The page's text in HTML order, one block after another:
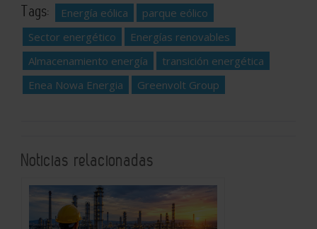
Tags: Energía eólica
parque eólico
Sector energético
Energías renovables
Almacenamiento energía
transición energética
Enea Nowa Energia
Greenvolt Group
Noticias relacionadas